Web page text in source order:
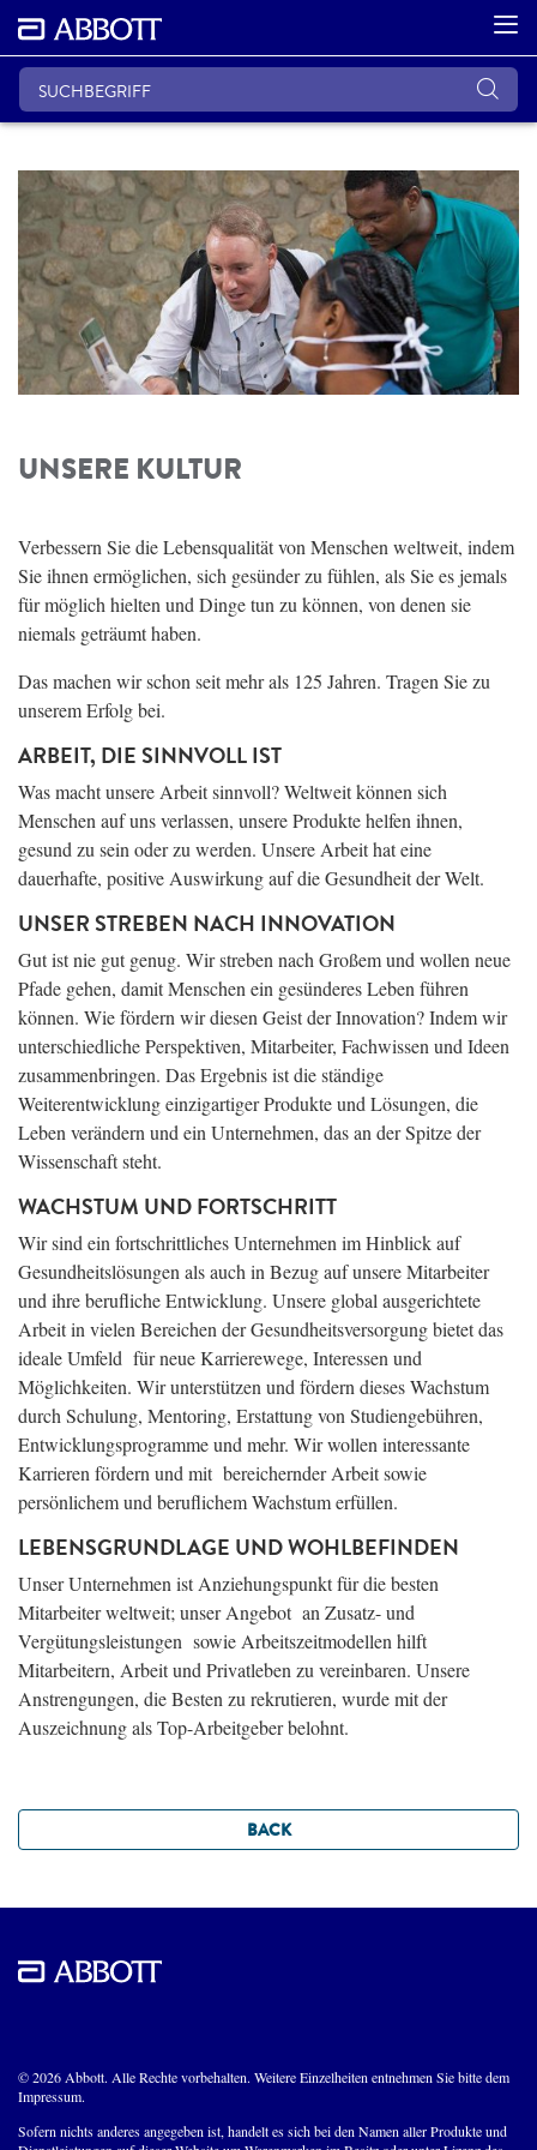
UNSERE KULTUR
Verbessern Sie die Lebensqualität von Menschen weltweit, indem
Sie ihnen ermöglichen, sich gesünder zu fühlen, als Sie es jemals
für möglich hielten und Dinge tun zu können, von denen sie
niemals geträumt haben.
Das machen wir schon seit mehr als 125 Jahren. Tragen Sie zu
unserem Erfolg bei.
ARBEIT, DIE SINNVOLL IST
Was macht unsere Arbeit sinnvoll? Weltweit können sich
Menschen auf uns verlassen, unsere Produkte helfen ihnen,
gesund zu sein oder zu werden. Unsere Arbeit hat eine
dauerhafte, positive Auswirkung auf die Gesundheit der Welt.
UNSER STREBEN NACH INNOVATION
Gut ist nie gut genug. Wir streben nach Großem und wollen neue
Pfade gehen, damit Menschen ein gesünderes Leben führen
können. Wie fördern wir diesen Geist der Innovation? Indem wir
unterschiedliche Perspektiven, Mitarbeiter, Fachwissen und Ideen
zusammenbringen. Das Ergebnis ist die ständige
Weiterentwicklung einzigartiger Produkte und Lösungen, die
Leben verändern und ein Unternehmen, das an der Spitze der
Wissenschaft steht.
WACHSTUM UND FORTSCHRITT
Wir sind ein fortschrittliches Unternehmen im Hinblick auf
Gesundheitslösungen als auch in Bezug auf unsere Mitarbeiter
und ihre berufliche Entwicklung. Unsere global ausgerichtete
Arbeit in vielen Bereichen der Gesundheitsversorgung bietet das
ideale Umfeld für neue Karrierewege, Interessen und
Möglichkeiten. Wir unterstützen und fördern dieses Wachstum
durch Schulung, Mentoring, Erstattung von Studiengebühren,
Entwicklungsprogramme und mehr. Wir wollen interessante
Karrieren fördern und mit bereichernder Arbeit sowie
persönlichem und beruflichem Wachstum erfüllen.
LEBENSGRUNDLAGE UND WOHLBEFINDEN
Unser Unternehmen ist Anziehungspunkt für die besten
Mitarbeiter weltweit; unser Angebot an Zusatz- und
Vergütungsleistungen sowie Arbeitszeitmodellen hilft
Mitarbeitern, Arbeit und Privatleben zu vereinbaren. Unsere
Anstrengungen, die Besten zu rekrutieren, wurde mit der
Auszeichnung als Top-Arbeitgeber belohnt.
BACK
© 2026 Abbott. Alle Rechte vorbehalten. Weitere Einzelheiten entnehmen Sie bitte dem
Impressum.
Sofern nichts anderes angegeben ist, handelt es sich bei den Namen aller Produkte und